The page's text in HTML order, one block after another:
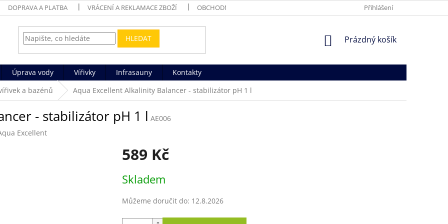
DOPRAVA A PLATBA VRÁCENÍ A REKLAMACE ZBOŽÍ OBCHODNÍ PODMÍNKY PODMÍNKY OCHRANY OSOBNÍCH ÚDAJŮ
Přihlášení
HLEDAT
NÁKUPNÍ
Prázdný košík
Úprava vody Vířivky Infrasauny
Kontakty
a bazénů Aqua Excellent Alkalinity Balancer - stabilizátor pH 1 l
- stabilizátor pH 1 l AE006
Excellent
589 Kč
cena:
Skladem
Můžeme doručit do: 12.8.2026